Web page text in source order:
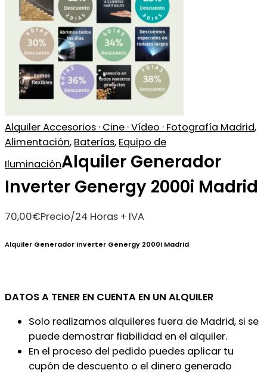
Alquiler Accesorios · Cine · Vídeo · Fotografía Madrid,
Alimentación, Baterías, Equipo de
IluminaciónAlquiler Generador
Inverter Genergy 2000i Madrid
70,00€Precio/24 Horas + IVA
Alquiler Generador Inverter Genergy 2000i Madrid
DATOS A TENER EN CUENTA EN UN ALQUILER
Solo realizamos alquileres fuera de Madrid, si se
puede demostrar fiabilidad en el alquiler.
En el proceso del pedido puedes aplicar tu
cupón de descuento o el dinero generado